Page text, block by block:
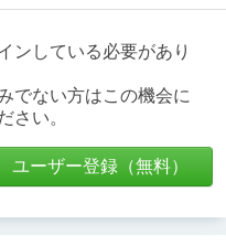
ンしている必要があり
でない方はこの機会に
さい。
ユーザー登録（無料）